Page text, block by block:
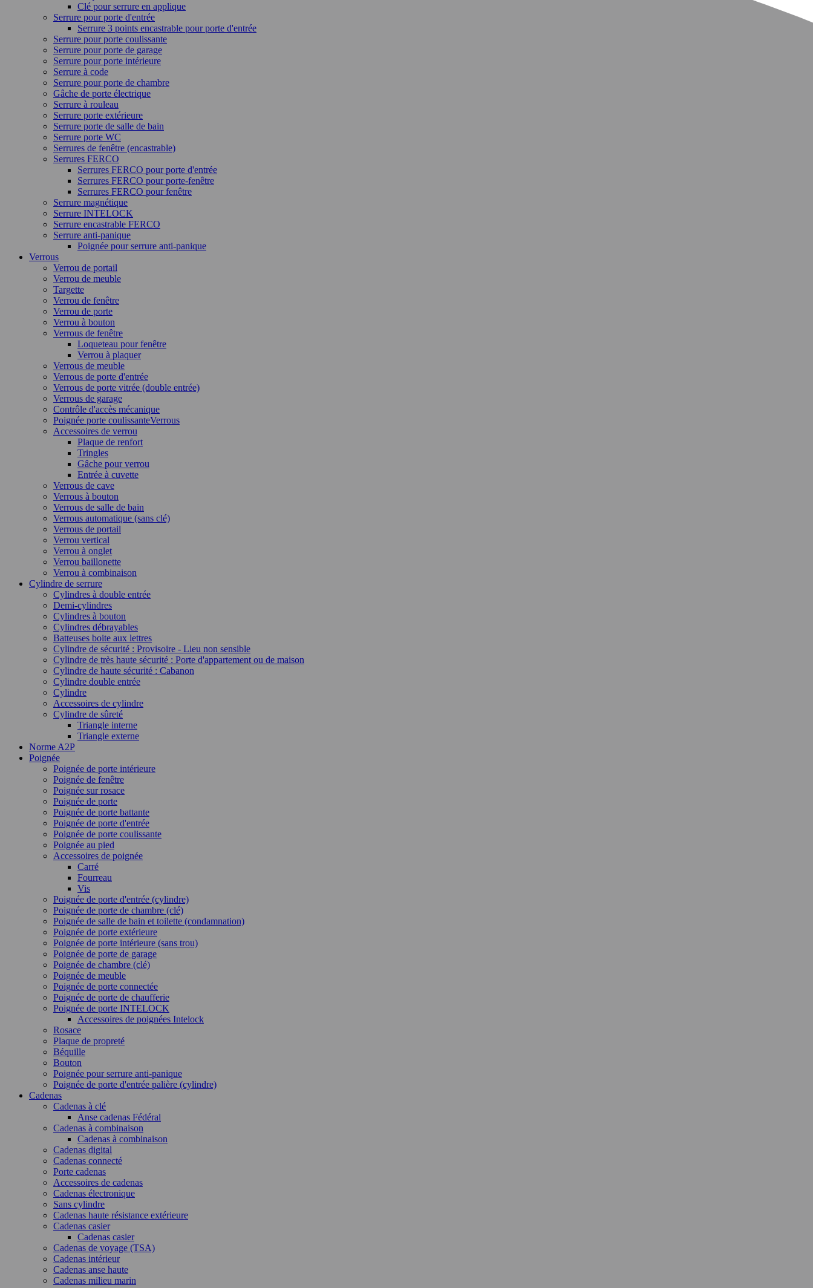
Clé pour serrure en applique
Serrure pour porte d'entrée
Serrure 3 points encastrable pour porte d'entrée
Serrure pour porte coulissante
Serrure pour porte de garage
Serrure pour porte intérieure
Serrure à code
Serrure pour porte de chambre
Gâche de porte électrique
Serrure à rouleau
Serrure porte extérieure
Serrure porte de salle de bain
Serrure porte WC
Serrures de fenêtre (encastrable)
Serrures FERCO
Serrures FERCO pour porte d'entrée
Serrures FERCO pour porte-fenêtre
Serrures FERCO pour fenêtre
Serrure magnétique
Serrure INTELOCK
Serrure encastrable FERCO
Serrure anti-panique
Poignée pour serrure anti-panique
Verrous
Verrou de portail
Verrou de meuble
Targette
Verrou de fenêtre
Verrou de porte
Verrou à bouton
Verrous de fenêtre
Loqueteau pour fenêtre
Verrou à plaquer
Verrous de meuble
Verrous de porte d'entrée
Verrous de porte vitrée (double entrée)
Verrous de garage
Contrôle d'accès mécanique
Poignée porte coulissanteVerrous
Accessoires de verrou
Plaque de renfort
Tringles
Gâche pour verrou
Entrée à cuvette
Verrous de cave
Verrous à bouton
Verrous de salle de bain
Verrous automatique (sans clé)
Verrous de portail
Verrou vertical
Verrou à onglet
Verrou baillonette
Verrou à combinaison
Cylindre de serrure
Cylindres à double entrée
Demi-cylindres
Cylindres à bouton
Cylindres débrayables
Batteuses boite aux lettres
Cylindre de sécurité : Provisoire - Lieu non sensible
Cylindre de très haute sécurité : Porte d'appartement ou de maison
Cylindre de haute sécurité : Cabanon
Cylindre double entrée
Cylindre
Accessoires de cylindre
Cylindre de sûreté
Triangle interne
Triangle externe
Norme A2P
Poignée
Poignée de porte intérieure
Poignée de fenêtre
Poignée sur rosace
Poignée de porte
Poignée de porte battante
Poignée de porte d'entrée
Poignée de porte coulissante
Poignée au pied
Accessoires de poignée
Carré
Fourreau
Vis
Poignée de porte d'entrée (cylindre)
Poignée de porte de chambre (clé)
Poignée de salle de bain et toilette (condamnation)
Poignée de porte extérieure
Poignée de porte intérieure (sans trou)
Poignée de porte de garage
Poignée de chambre (clé)
Poignée de meuble
Poignée de porte connectée
Poignée de porte de chaufferie
Poignée de porte INTELOCK
Accessoires de poignées Intelock
Rosace
Plaque de propreté
Béquille
Bouton
Poignée pour serrure anti-panique
Poignée de porte d'entrée palière (cylindre)
Cadenas
Cadenas à clé
Anse cadenas Fédéral
Cadenas à combinaison
Cadenas à combinaison
Cadenas digital
Cadenas connecté
Porte cadenas
Accessoires de cadenas
Cadenas électronique
Sans cylindre
Cadenas haute résistance extérieure
Cadenas casier
Cadenas casier
Cadenas de voyage (TSA)
Cadenas intérieur
Cadenas anse haute
Cadenas milieu marin